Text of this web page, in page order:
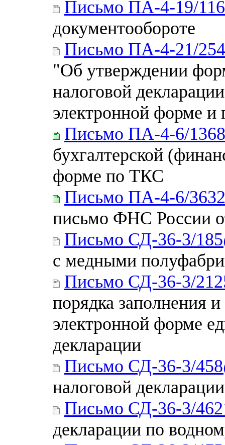
Письмо ПА-4-19/
документообороте
Письмо ПА-4-21/
"Об утверждении
налоговой
электронной форме и
Письмо ПА-4-6/
бухгалтерской
форме по ТКС
Письмо ПА-4-6/
письмо ФНС России
Письмо СД-36-3/
с медными
Письмо СД-36-3/
порядка заполнения
электронной форме
декларации
Письмо СД-36-3/
налоговой
Письмо СД-36-3/
декларации по